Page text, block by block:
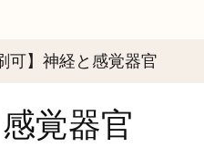
ン
可】神経と感覚器官
覚器官